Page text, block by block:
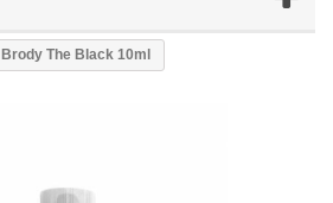
Brody The Black 10ml